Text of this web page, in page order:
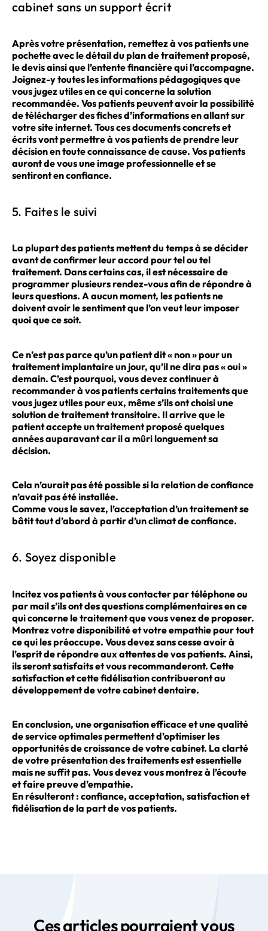
cabinet sans un support écrit
Après votre présentation, remettez à vos patients une
pochette avec le détail du plan de traitement proposé,
le devis ainsi que l’entente financière qui l’accompagne.
Joignez-y toutes les informations pédagogiques que
vous jugez utiles en ce qui concerne la solution
recommandée. Vos patients peuvent avoir la possibilité
de télécharger des fiches d’informations en allant sur
votre site internet. Tous ces documents concrets et
écrits vont permettre à vos patients de prendre leur
décision en toute connaissance de cause. Vos patients
auront de vous une image professionnelle et se
sentiront en confiance.
5. Faites le suivi
La plupart des patients mettent du temps à se décider
avant de confirmer leur accord pour tel ou tel
traitement. Dans certains cas, il est nécessaire de
programmer plusieurs rendez-vous afin de répondre à
leurs questions. A aucun moment, les patients ne
doivent avoir le sentiment que l’on veut leur imposer
quoi que ce soit.
Ce n’est pas parce qu’un patient dit « non » pour un
traitement implantaire un jour, qu’il ne dira pas « oui »
demain. C’est pourquoi, vous devez continuer à
recommander à vos patients certains traitements que
vous jugez utiles pour eux, même s’ils ont choisi une
solution de traitement transitoire. Il arrive que le
patient accepte un traitement proposé quelques
années auparavant car il a mûri longuement sa
décision.
Cela n’aurait pas été possible si la relation de confiance
n’avait pas été installée.
Comme vous le savez, l’acceptation d’un traitement se
bâtit tout d’abord à partir d’un climat de confiance.
6. Soyez disponible
Incitez vos patients à vous contacter par téléphone ou
par mail s’ils ont des questions complémentaires en ce
qui concerne le traitement que vous venez de proposer.
Montrez votre disponibilité et votre empathie pour tout
ce qui les préoccupe. Vous devez sans cesse avoir à
l’esprit de répondre aux attentes de vos patients. Ainsi,
ils seront satisfaits et vous recommanderont. Cette
satisfaction et cette fidélisation contribueront au
développement de votre cabinet dentaire.
En conclusion, une organisation efficace et une qualité
de service optimales permettent d’optimiser les
opportunités de croissance de votre cabinet. La clarté
de votre présentation des traitements est essentielle
mais ne suffit pas. Vous devez vous montrez à l’écoute
et faire preuve d’empathie.
En résulteront : confiance, acceptation, satisfaction et
fidélisation de la part de vos patients.
Ces articles pourraient vous